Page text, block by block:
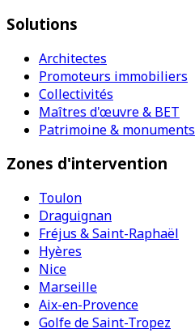
Solutions
Architectes
Promoteurs immobiliers
Collectivités
Maîtres d'œuvre & BET
Patrimoine & monuments
Zones d'intervention
Toulon
Draguignan
Fréjus & Saint-Raphaël
Hyères
Nice
Marseille
Aix-en-Provence
Golfe de Saint-Tropez